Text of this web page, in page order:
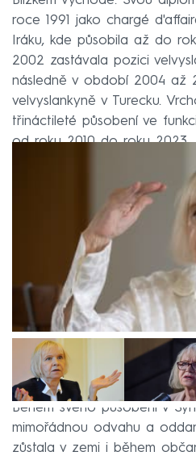
roce 1991 jako chargé
Iráku, kde působila až do
2002 zastávala pozici
následně v období 2004 až
velvyslankyně v Turecku.
třináctileté působení ve
od roku 2010 do roku 2023.
Během svého působení v
mimořádnou odvahu a
zůstala v zemi i během